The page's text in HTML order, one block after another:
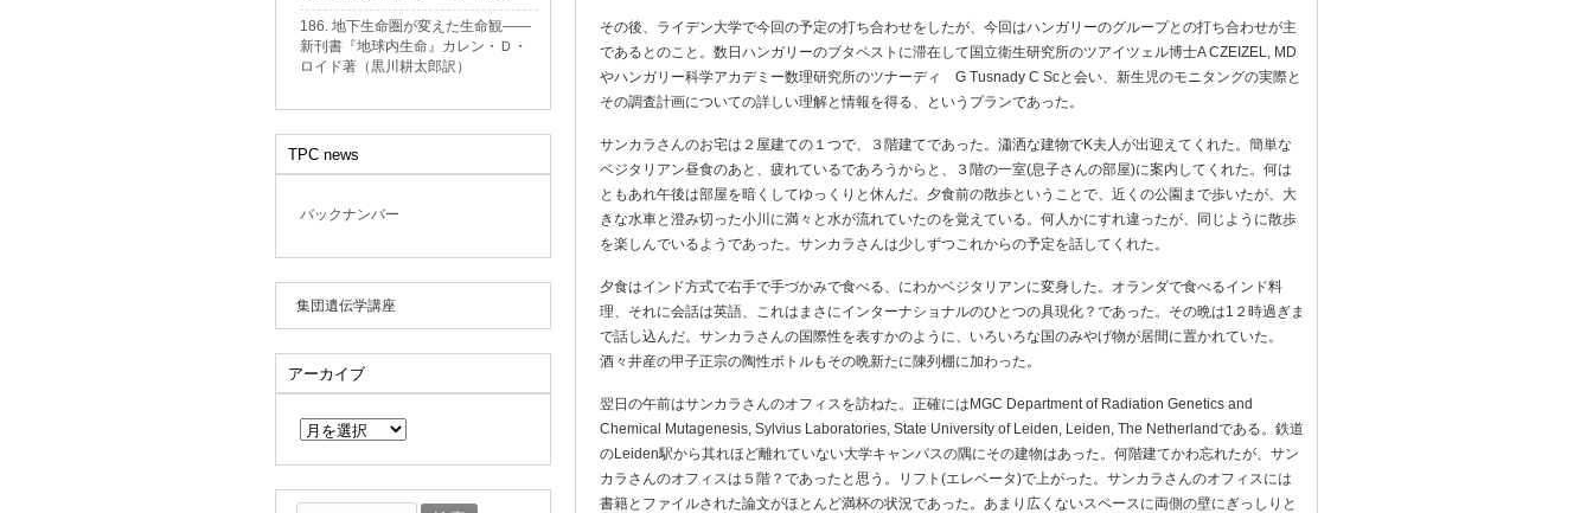
その後、ライデン大学で今回の予定の打ち合わせをしたが、今回はハンガリーのグループとの打ち合わせが主
であるとのこと。数日ハンガリーのブタペストに滞在して国立衛生研究所のツアイツェル博士A CZEIZEL, MD
やハンガリー科学アカデミー数理研究所のツナーディ G Tusnady C Scと会い、新生児のモニタングの実際と
その調査計画についての詳しい理解と情報を得る、というプランであった。
サンカラさんのお宅は２屋建ての１つで、３階建てであった。瀟洒な建物でK夫人が出迎えてくれた。簡単な
ベジタリアン昼食のあと、疲れているであろうからと、３階の一室(息子さんの部屋)に案内してくれた。何は
ともあれ午後は部屋を暗くしてゆっくりと休んだ。夕食前の散歩ということで、近くの公園まで歩いたが、大
きな水車と澄み切った小川に満々と水が流れていたのを覚えている。何人かにすれ違ったが、同じように散歩
を楽しんでいるようであった。サンカラさんは少しずつこれからの予定を話してくれた。
夕食はインド方式で右手で手づかみで食べる、にわかベジタリアンに変身した。オランダで食べるインド料
理、それに会話は英語、これはまさにインターナショナルのひとつの具現化？であった。その晩は1２時過ぎま
で話し込んだ。サンカラさんの国際性を表すかのように、いろいろな国のみやげ物が居間に置かれていた。
酒々井産の甲子正宗の陶性ボトルもその晩新たに陳列棚に加わった。
翌日の午前はサンカラさんのオフィスを訪ねた。正確にはMGC Department of Radiation Genetics and
Chemical Mutagenesis, Sylvius Laboratories, State University of Leiden, Leiden, The Netherlandである。鉄道
のLeiden駅から其れほど離れていない大学キャンパスの隅にその建物はあった。何階建てかわ忘れたが、サン
カラさんのオフィスは５階？であったと思う。リフト(エレベータ)で上がった。サンカラさんのオフィスには
書籍とファイルされた論文がほとんど満杯の状況であった。あまり広くないスペースに両側の壁にぎっしりと
186. 地下生命圏が変えた生命観——
新刊書『地球内生命』カレン・Ｄ・
ロイド著（黒川耕太郎訳）
TPC news
バックナンバー
集団遺伝学講座
アーカイブ
イ
ブ